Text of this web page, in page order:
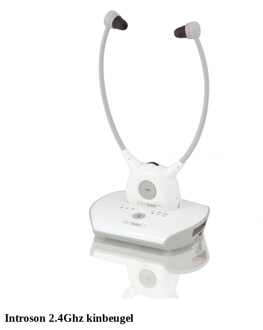
Signia Pure BCT IX Signia Silk IX
Widex filters
Signia Active Mini IX - Oplaadbaar
De Signia Active Mini IX is het nieuwste hoortoestel van Signia.
Introson 2.4Ghz kinbeugel